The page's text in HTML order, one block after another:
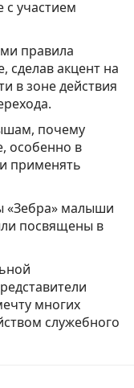
участием
правила
сделав акцент на
в зоне действия
почему
особенно в
применять
«Зебра» малыши
посвящены в
многих
служебного